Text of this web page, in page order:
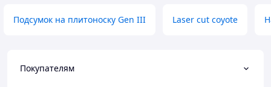
Подсумок на плитоноску Gen III Laser cut coyote
Покупателям